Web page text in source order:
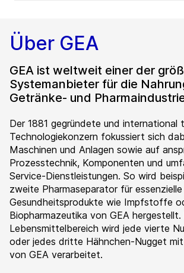
Über GEA
GEA ist weltweit einer der
Systemanbieter für die
Getränke- und
Der 1881 gegründete und international
Technologiekonzern fokussiert sich
Maschinen und Anlagen sowie auf
Prozesstechnik, Komponenten und
Service-Dienstleistungen. So wird
zweite Pharmaseparator für essenzielle
Gesundheitsprodukte wie Impfstoffe
Biopharmazeutika von GEA hergestellt.
Lebensmittelbereich wird jede vierte
oder jedes dritte Hähnchen-Nugget
von GEA verarbeitet.